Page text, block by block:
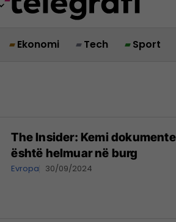
Ekonomi Tech Sport
The Insider: Kemi
është helmuar në burg
Evropa 30/09/2024